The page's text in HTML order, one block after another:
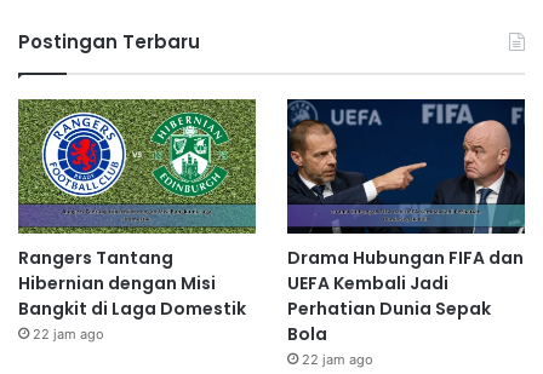
Postingan Terbaru
Rangers Tantang
Hibernian dengan Misi
Bangkit di Laga Domestik
22 jam ago
Drama Hubungan FIFA dan
UEFA Kembali Jadi
Perhatian Dunia Sepak
Bola
22 jam ago